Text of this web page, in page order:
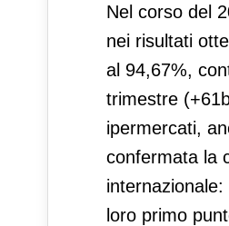
Nel corso del
nei risultati
al 94,67%,
trimestre
ipermercati,
confermata la
loro primo